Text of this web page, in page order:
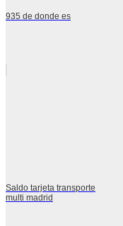
935 de donde es
Saldo tarjeta transporte
multi madrid